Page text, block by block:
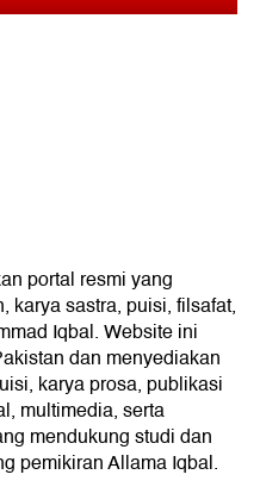
portal resmi yang
karya sastra, puisi, filsafat,
Iqbal. Website ini
dan menyediakan
karya prosa, publikasi
multimedia, serta
mendukung studi dan
pemikiran Allama Iqbal.